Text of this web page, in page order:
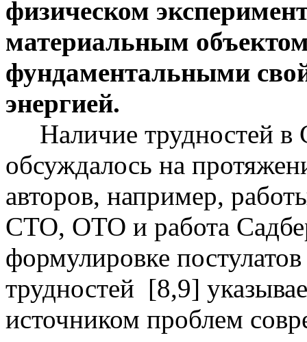
физическом
материальным
фундаментальными
энергией.
Наличие трудностей в
обсуждалось на
авторов, например,
СТО, ОТО и работа
формулировке
трудностей [8,9]
источником проблем